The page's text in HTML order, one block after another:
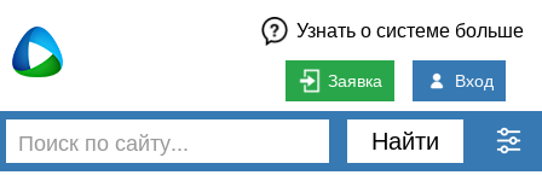
Узнать о системе больше
Заявка Вход
Найти